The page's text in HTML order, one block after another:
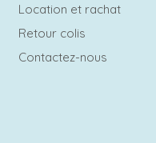
Location et rachat
Retour colis
Contactez-nous